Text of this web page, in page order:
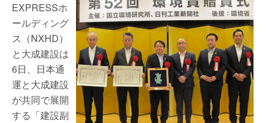
EXPRESSホ
ールディング
ス（NXHD）
と大成建設は
6日、日本通
運と大成建設
が共同で展開
する「建設副